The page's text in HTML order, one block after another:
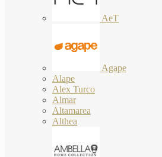
AeT
Agape
Alape
Alex Turco
Almar
Altamarea
Althea